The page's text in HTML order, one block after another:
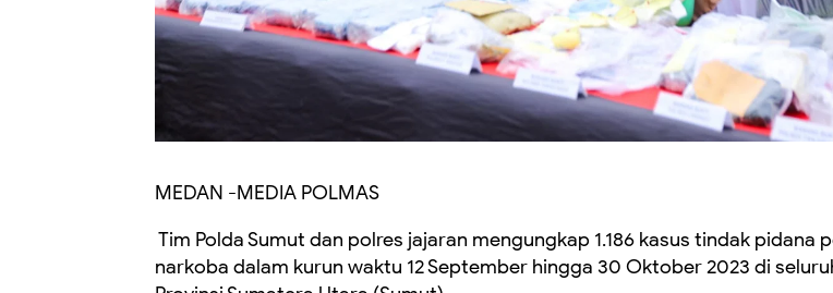
MEDAN -MEDIA POLMAS
Tim Polda Sumut dan polres jajaran mengungkap 1.186 kasus tindak pidana
narkoba dalam kurun waktu 12 September hingga 30 Oktober 2023 di